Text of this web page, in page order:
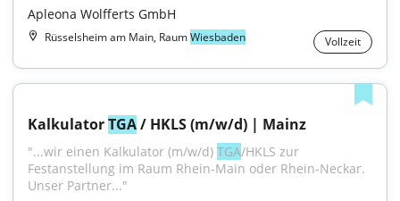
Apleona Wolfferts GmbH
Rüsselsheim am Main, RaumWiesbaden Vollzeit
Kalkulator TGA / HKLS (m/w/d) | Mainz
"...wir einen Kalkulator (m/w/d) TGA/HKLS zur
Festanstellung im Raum Rhein-Main oder Rhein-Neckar.
Unser Partner..."